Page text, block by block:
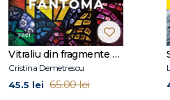
prestigiosul Prix Goncourt.
Vitraliu din fragmente de fantomă
Cristina Demetrescu
45.5 lei 65.00 lei